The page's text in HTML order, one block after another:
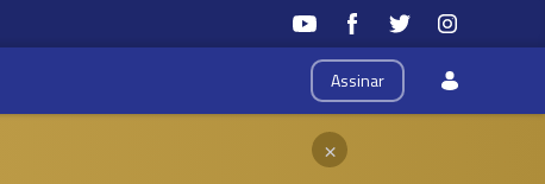
Assinar
×